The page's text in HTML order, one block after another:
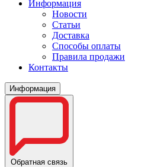
Информация
Новости
Статьи
Доставка
Способы оплаты
Правила продажи
Контакты
Информация
Обратная связь